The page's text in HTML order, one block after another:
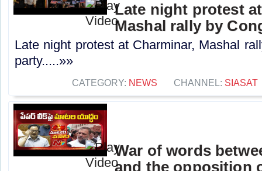
Late night protest
Mashal rally by
Late night protest at Charminar, Mashal
party.....»»
CATEGORY: NEWS CHANNEL: SIASAT
War of words
and the opposition